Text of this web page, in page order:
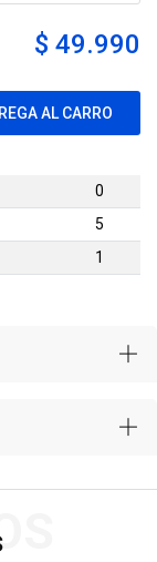
$ 49.990
AL CARRO
0
5
1